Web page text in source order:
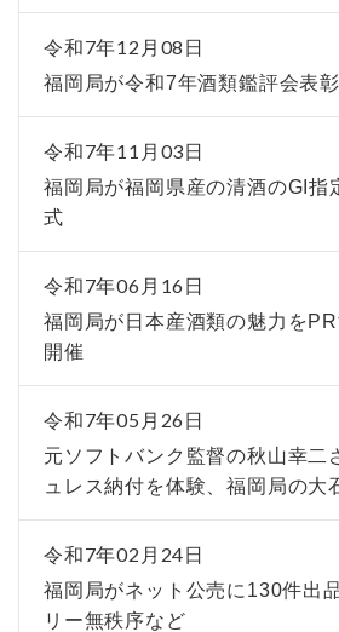
令和7年12月08日
福岡局が令和7年酒類鑑評会表
令和7年11月03日
福岡局が福岡県産の清酒のGI指
式
令和7年06月16日
福岡局が日本産酒類の魅力を
開催
令和7年05月26日
元ソフトバンク監督の秋山幸二
ュレス納付を体験、福岡局の大
令和7年02月24日
福岡局がネット公売に130件出
リー無秩序など